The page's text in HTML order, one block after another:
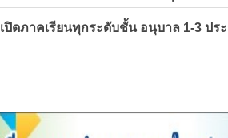
เปิดภาคเรียนทุกระดับชั้น อนุบาล 1-3 ปร